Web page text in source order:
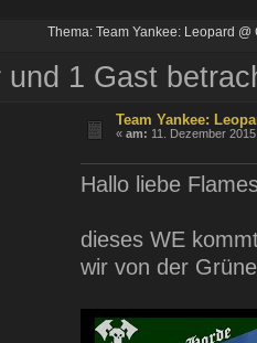
Thema: Team Yankee: Leopard
und 1 Gast
Team Yankee:
«am: 11. Dezember
Hallo liebe
dieses WE
wir von der